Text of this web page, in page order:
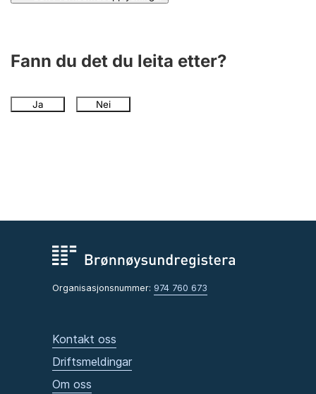
Fann du det du leita etter?
Ja Nei
Organisasjonsnummer: 974 760 673
Kontakt oss
Driftsmeldingar
Om oss